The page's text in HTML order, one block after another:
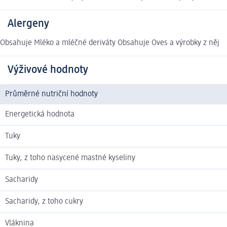
Alergeny
Obsahuje Mléko a mléčné deriváty Obsahuje Oves a výrobky z něj
Výživové hodnoty
Průměrné nutriční hodnoty
Energetická hodnota
Tuky
Tuky, z toho nasycené mastné kyseliny
Sacharidy
Sacharidy, z toho cukry
Vláknina